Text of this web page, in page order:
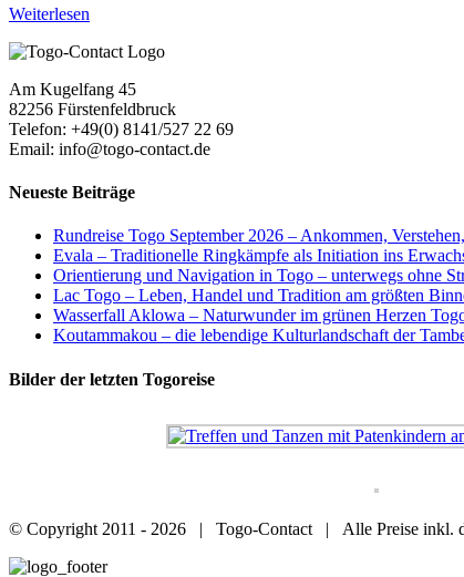
Weiterlesen
Am Kugelfang 45
82256 Fürstenfeldbruck
Telefon: +49(0) 8141/527 22 69
Email: info@togo-contact.de
Neueste Beiträge
Rundreise Togo September 2026 – Ankommen,
Evala – Traditionelle Ringkämpfe als Initiation ins
Orientierung und Navigation in Togo – unterwegs ohne
Lac Togo – Leben, Handel und Tradition am größten
Wasserfall Aklowa – Naturwunder im grünen Herzen
Koutammakou – die lebendige Kulturlandschaft der
Bilder der letzten Togoreise
© Copyright 2011 - 2026 | Togo-Contact | Alle Preise inkl.